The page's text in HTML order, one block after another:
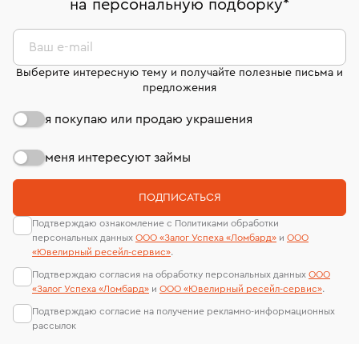
дней на возврат. Детальные условия возврата
комиссионных украшений и часов смотрите на
странице«Возврат украшений»
сертификаты МГУ и других геммологических
лабораторий
на персональную подборку*
Ваш e-mail
Выберите интересную тему и получайте полезные письма и
предложения
я покупаю или продаю украшения
меня интересуют займы
ПОДПИСАТЬСЯ
Подтверждаю ознакомление с Политиками обработки
персональных данных ООО «Залог Успеха «Ломбард» и ООО
«Ювелирный ресейл-сервиc».
Подтверждаю согласия на обработку персональных данных ООО
«Залог Успеха «Ломбард» и ООО «Ювелирный ресейл-сервиc».
Подтверждаю согласие на получение рекламно-информационных
рассылок